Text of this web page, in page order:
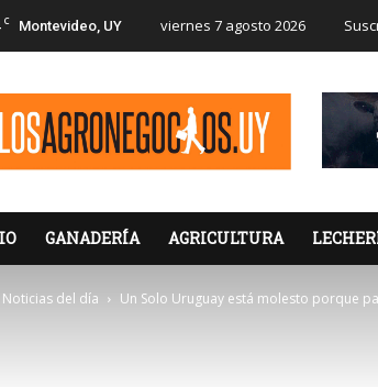
C Montevideo, UY viernes 7 agosto 2026
LosAgronegocios
GANADERÍA AGRICULTURA
Noticias del día Un Solo Uruguay está molesto porque